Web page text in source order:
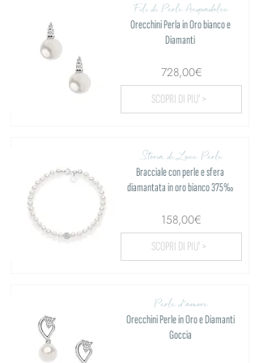
Fili di Perle Acquadolce
Orecchini Perla in Oro bianco e
Diamanti
728,00€
SCOPRI DI PIU' >
Storia di Luce Perle
Bracciale con perle e sfera
diamantata in oro bianco 375‰
158,00€
SCOPRI DI PIU' >
Perle d'amore
Orecchini Perle in Oro e Diamanti
Goccia